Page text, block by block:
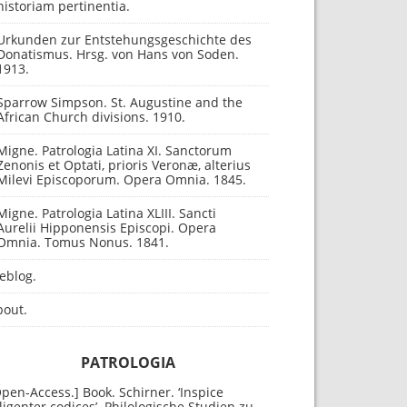
pertinentia.
zur Entstehungsgeschichte des
Hrsg. von Hans von Soden.
Simpson. St. Augustine and the
Church divisions. 1910.
Patrologia Latina XI. Sanctorum
et Optati, prioris Veronæ, alterius
Episcoporum. Opera Omnia. 1845.
Patrologia Latina XLIII. Sancti
Hipponensis Episcopi. Opera
Tomus Nonus. 1841.
PATROLOGIA
Access.] Book. Schirner. ‘Inspice